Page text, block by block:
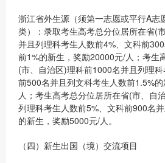
浙江省外生源（须第一志愿或平行A志
类）：录取考生高考总分位居所在省(
并且列理科考生人数前4%、文科前
前1%的新生，奖励20000元/人；考生
(市、自治区)理科前1000名并且列理
前500名并且列文科考生人数前1.5%
人；考生高考总分位居所在省(市、自
列理科考生人数前5%、文科前900名
的新生，奖励5000元/人。
（四）新生出国（境）交流项目